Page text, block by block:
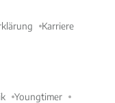
Karriere
Youngtimer